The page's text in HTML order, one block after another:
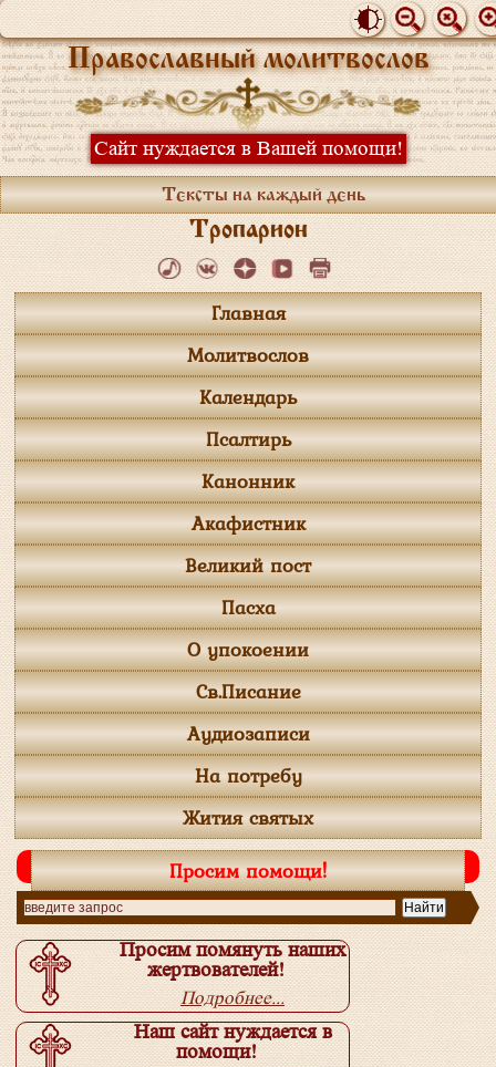
Православный молитвослов
Сайт нуждается в Вашей помощи!
Тексты на каждый день
Тропарион
Главная
Молитвослов
Календарь
Псалтирь
Канонник
Акафистник
Великий пост
Пасха
О упокоении
Св.Писание
Аудиозаписи
На потребу
Жития святых
Просим помощи!
Просим помянуть наших
жертвователей!
Подробнее...
Наш сайт нуждается в
помощи!